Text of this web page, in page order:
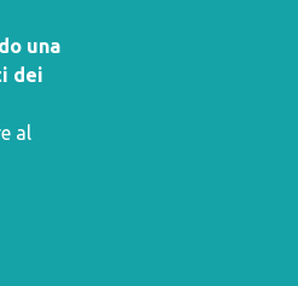
una
dei
al